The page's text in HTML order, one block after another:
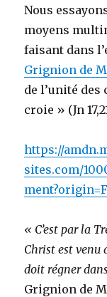
Nous
moyens
faisant dans
Grignion de
de l’unité
croie » (Jn
https://
sites.com/
« C’est par la
Christ est venu
doit régner
Grignion de